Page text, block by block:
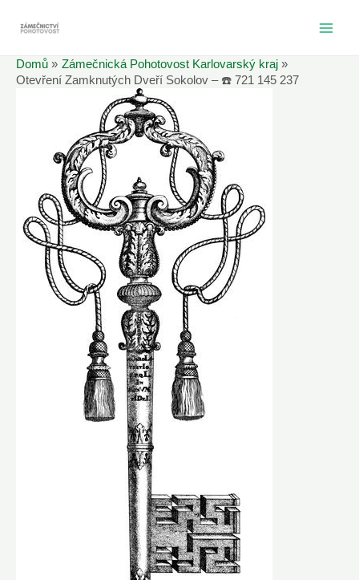
Domů
Zámečnická Pohotovost Karlovarský kraj
Otevření Zamknutých Dveří Sokolov – ☎️ 721 145 237